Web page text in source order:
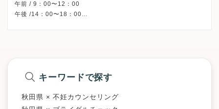
午前 / 9：00〜12：00
午後 /14：00〜18：00
キーワードで探す
秋田県 × 不妊カウンセリング